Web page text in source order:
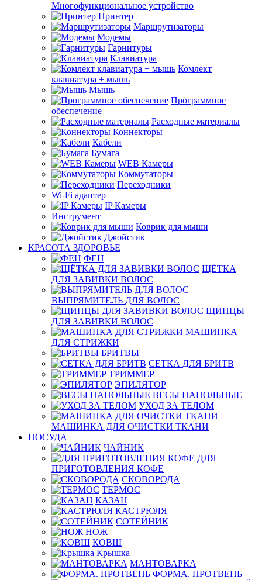
Многофункциональное устройство
Принтер
Маршрутизаторы
Модемы
Гарнитуры
Клавиатура
Комлект
клавиатура + мышь
Мышь
Программное
обеспечение
Расходные материалы
Коннекторы
Кабели
Бумага
WEB Камеры
Коммутаторы
Переходники
Wi-Fi адаптер
IP Камеры
Инструмент
Коврик для мыши
Джойстик
КРАСОТА ЗДОРОВЬЕ
ФЕН
ЩЁТКА
ДЛЯ ЗАВИВКИ ВОЛОС
ВЫПРЯМИТЕЛЬ ДЛЯ ВОЛОС
ЩИПЦЫ
ДЛЯ ЗАВИВКИ ВОЛОС
МАШИНКА
ДЛЯ СТРИЖКИ
БРИТВЫ
СЕТКА ДЛЯ БРИТВ
ТРИММЕР
ЭПИЛЯТОР
ВЕСЫ НАПОЛЬНЫЕ
УХОД ЗА ТЕЛОМ
МАШИНКА ДЛЯ ОЧИСТКИ ТКАНИ
ПОСУДА
ЧАЙНИК
ДЛЯ
ПРИГОТОВЛЕНИЯ КОФЕ
СКОВОРОДА
ТЕРМОС
КАЗАН
КАСТРЮЛЯ
СОТЕЙНИК
НОЖ
КОВШ
Крышка
МАНТОВАРКА
ФОРМА. ПРОТВЕНЬ